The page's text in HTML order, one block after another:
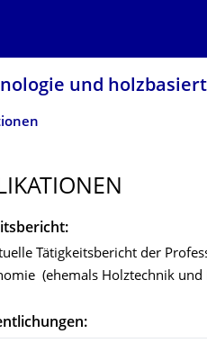
und
Tätigkeitsbericht der
(ehemals Holztechnik und